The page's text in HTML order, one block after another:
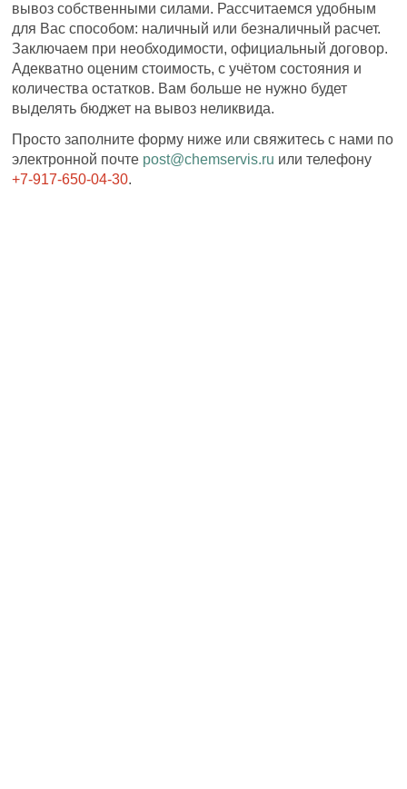
вывоз собственными силами. Рассчитаемся удобным
для Вас способом: наличный или безналичный расчет.
Заключаем при необходимости, официальный договор.
Адекватно оценим стоимость, с учётом состояния и
количества остатков. Вам больше не нужно будет
выделять бюджет на вывоз неликвида.
Просто заполните форму ниже или свяжитесь с нами по
электронной почте post@chemservis.ru или телефону
+7-917-650-04-30.